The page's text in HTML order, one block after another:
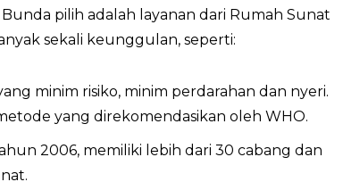
pilih adalah layanan dari Rumah Sunat
sekali keunggulan, seperti:
minim risiko, minim perdarahan dan nyeri.
yang direkomendasikan oleh WHO.
2006, memiliki lebih dari 30 cabang dan